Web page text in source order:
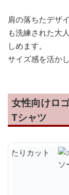
肩の落ちたデザ
も洗練された大
しめます。
サイズ感を活か
女性向けロ
Tシャツ